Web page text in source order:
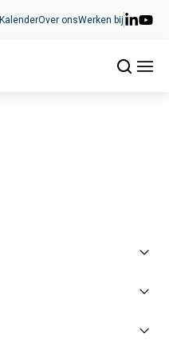
KalenderOver onsWerken bij